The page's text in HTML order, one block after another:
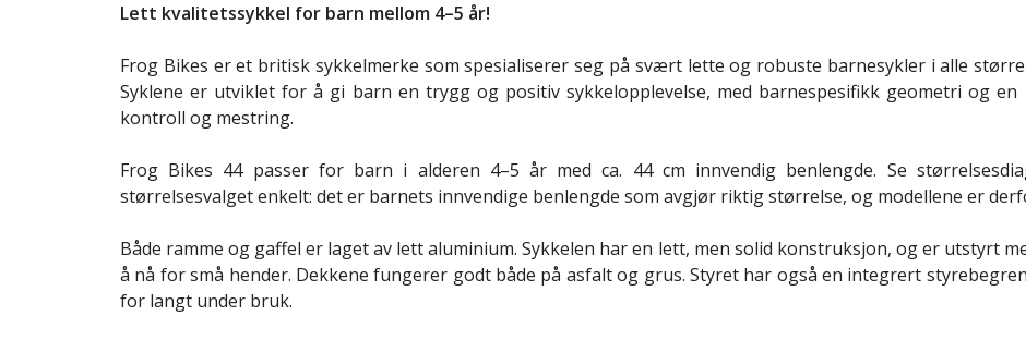
Lett kvalitetssykkel for barn mellom 4–5 år!
Frog Bikes er et britisk sykkelmerke som spesialiserer seg på svært lette og robuste barnesykler i alle
Syklene er utviklet for å gi barn en trygg og positiv sykkelopplevelse, med barnespesifikk geometri og
kontroll og mestring.
Frog Bikes 44 passer for barn i alderen 4–5 år med ca. 44 cm innvendig benlengde. Se
størrelsesvalget enkelt: det er barnets innvendige benlengde som avgjør riktig størrelse, og modellene er
Både ramme og gaffel er laget av lett aluminium. Sykkelen har en lett, men solid konstruksjon, og er utstyrt
å nå for små hender. Dekkene fungerer godt både på asfalt og grus. Styret har også en integrert
for langt under bruk.